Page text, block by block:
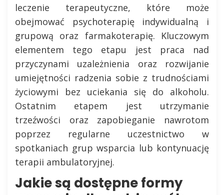
leczenie terapeutyczne, które może
obejmować psychoterapię indywidualną i
grupową oraz farmakoterapię. Kluczowym
elementem tego etapu jest praca nad
przyczynami uzależnienia oraz rozwijanie
umiejętności radzenia sobie z trudnościami
życiowymi bez uciekania się do alkoholu.
Ostatnim etapem jest utrzymanie
trzeźwości oraz zapobieganie nawrotom
poprzez regularne uczestnictwo w
spotkaniach grup wsparcia lub kontynuację
terapii ambulatoryjnej.
Jakie są dostępne formy